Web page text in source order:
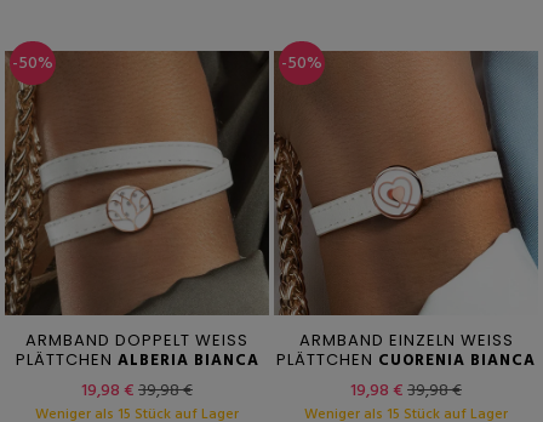
-50%
ARMBAND DOPPELT WEISS
PLÄTTCHEN ALBERIA BIANCA
19,98 €39,98 €
Weniger als 15 Stück auf Lager
-50%
ARMBAND EINZELN WEISS
PLÄTTCHEN CUORENIA BIANCA
19,98 €39,98 €
Weniger als 15 Stück auf Lager